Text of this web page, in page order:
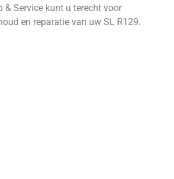
& Service kunt u terecht voor
en reparatie van uw SL R129.